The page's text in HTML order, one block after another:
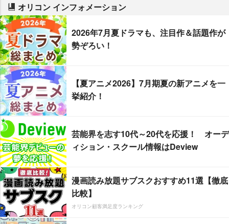
オリコン インフォメーション
2026年7月夏ドラマも、注目作＆話題作が
勢ぞろい！
【夏アニメ2026】7月期夏の新アニメを一
挙紹介！
芸能界を志す10代～20代を応援！ オーデ
ィション・スクール情報はDeview
漫画読み放題サブスクおすすめ11選【徹底
比較】
オリコン顧客満足度ランキング